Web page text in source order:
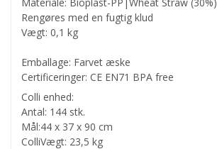
Rengøres med en fugtig klud
Vægt: 0,1 kg
Emballage: Farvet æske
Certificeringer: CE EN71 BPA free
Colli enhed:
Antal: 144 stk.
Mål:44 x 37 x 90 cm
ColliVægt: 23,5 kg